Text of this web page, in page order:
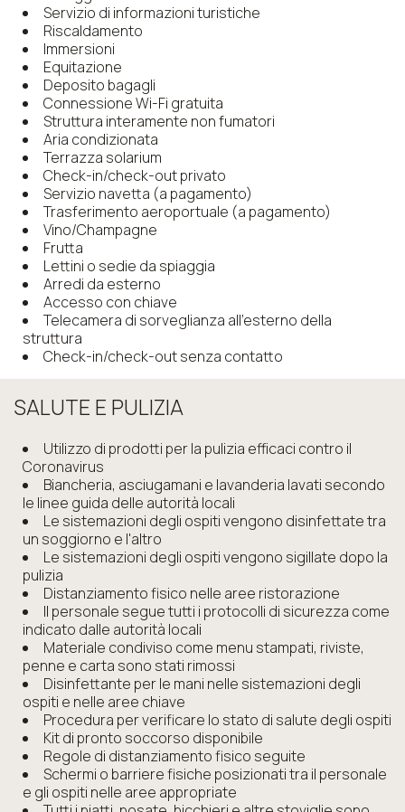
Servizio di informazioni turistiche
Riscaldamento
Immersioni
Equitazione
Deposito bagagli
Connessione Wi-Fi gratuita
Struttura interamente non fumatori
Aria condizionata
Terrazza solarium
Check-in/check-out privato
Servizio navetta (a pagamento)
Trasferimento aeroportuale (a pagamento)
Vino/Champagne
Frutta
Lettini o sedie da spiaggia
Arredi da esterno
Accesso con chiave
Telecamera di sorveglianza all'esterno della
struttura
Check-in/check-out senza contatto
SALUTE E PULIZIA
Utilizzo di prodotti per la pulizia efficaci contro il
Coronavirus
Biancheria, asciugamani e lavanderia lavati secondo
le linee guida delle autorità locali
Le sistemazioni degli ospiti vengono disinfettate tra
un soggiorno e l'altro
Le sistemazioni degli ospiti vengono sigillate dopo la
pulizia
Distanziamento fisico nelle aree ristorazione
Il personale segue tutti i protocolli di sicurezza come
indicato dalle autorità locali
Materiale condiviso come menu stampati, riviste,
penne e carta sono stati rimossi
Disinfettante per le mani nelle sistemazioni degli
ospiti e nelle aree chiave
Procedura per verificare lo stato di salute degli ospiti
Kit di pronto soccorso disponibile
Regole di distanziamento fisico seguite
Schermi o barriere fisiche posizionati tra il personale
e gli ospiti nelle aree appropriate